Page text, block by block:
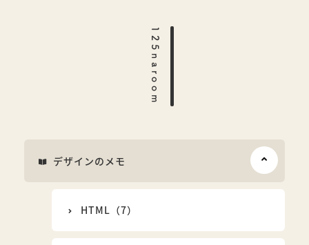
125naroom
デザインのメモ
HTML（7）